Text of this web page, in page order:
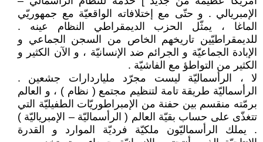
الإمبريالي . و حتّى مع إختلافاته الواقعيّة مع جمهوريّي
الماغا ، يمثّل الحزب الديمقراطي النظام عينه .
للديمقراطيّين تاريخهم الخاص من السجن الجماعي و
الإبادة الجماعيّة و الجرائم ضد الإنسانيّة ، و الآن الكثير و
الكثير من التواطؤ مع الفاشيّة .
لا ، الرأسماليّة ليست مجرّد ملياردارات جشعين .
الرأسماليّة طريقة تامة لتنظيم مجتمع ( نظام ) ، و العالم
برمّته منقسم بين حفنة من الإمبراطوريّات الطفيليّة التي
تتغذّى على حساب بقيّة العالم ( الرأسماليّة – الإمبرياليّة )
. يملك الرأسماليّون ملكيّة فرديّة الموارد و القدرة